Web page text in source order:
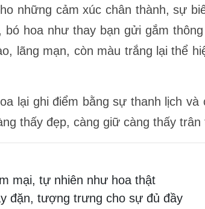
những cảm xúc chân thành, sự
bó hoa như thay bạn gửi gắm
lãng mạn, còn màu trắng lại thể
lại ghi điểm bằng sự thanh lịch
thấy đẹp, càng giữ càng thấy trân
mại, tự nhiên như hoa thật
đặn, tượng trưng cho sự đủ đầy